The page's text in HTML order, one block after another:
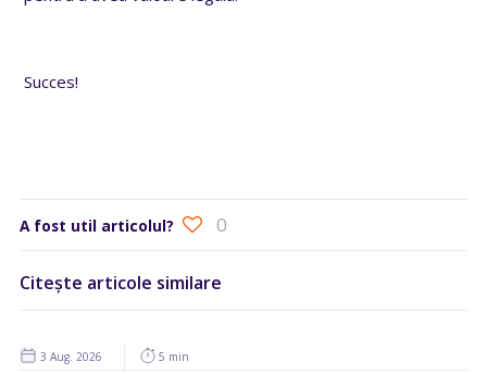
Succes!
A fost util articolul? 0
Citește articole similare
3 Aug. 2026 5 min